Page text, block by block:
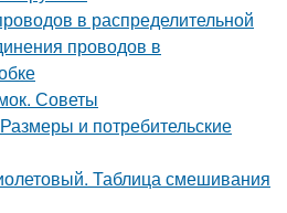
в распределительной
проводов в
Советы
и потребительские
Таблица смешивания